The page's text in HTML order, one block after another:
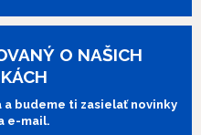
O NAŠICH
a budeme ti zasielať novinky
e-mail.